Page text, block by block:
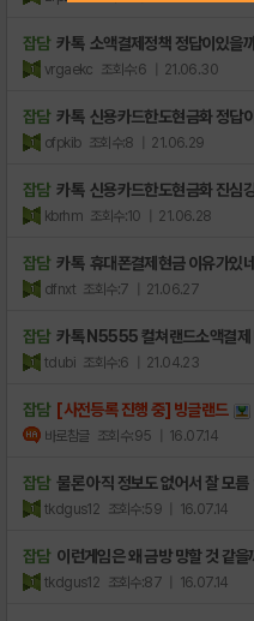
잡담 카톡 소액결제정책 정답이있을
vrgaekc 조회수:6 | 21.06.30
잡담 카톡 신용카드한도현금화 정답이
ofpkib 조회수:8 | 21.06.29
잡담 카톡 신용카드한도현금화 진심
kbrhm 조회수:10 | 21.06.28
잡담 카톡 휴대폰결제현금 이유가있
dfnxt 조회수:7 | 21.06.27
잡담 카톡 N5555 컬쳐랜드소액결제
tdubi 조회수:6 | 21.04.23
잡담 [사전등록 진행 중] 빙글랜드
바로참글 조회수:95 | 16.07.14
잡담 물론 아직 정보도 없어서 잘 모름
tkdgus12 조회수:59 | 16.07.14
잡담 이런게임은 왜 금방 망할 것 같을
tkdgus12 조회수:87 | 16.07.14